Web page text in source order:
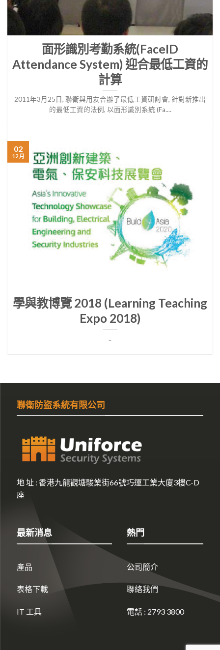
面形識別考勤系統(FaceID
Attendance System) 迎合最低工資的
計算
2011年3月25日, 聯衛與用友合辦了最低工資研討會, 針對新推出
的最低工資的法例, 以面形識別系統 (Fa....
學與教博覽 2018 (Learning Teaching
Expo 2018)
..
02
12 月
聯衛防盜系統有限公司
地 址 : 香港九龍觀塘駿業街66號巧運工業大廈3樓C-D
座
最新消息
產品
表格下載
IT 工具
熱門
公司簡介
聯絡我們
電話 : 2793 3800